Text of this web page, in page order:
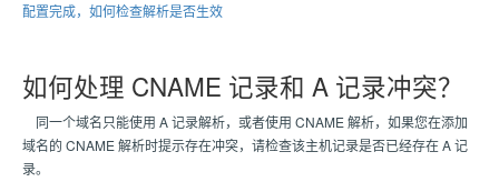
配置完成，如何检查解析是否生效
如何处理 CNAME 记录和 A 记录冲突？
同一个域名只能使用 A 记录解析，或者使用 CNAME 解析，如果您在添加
域名的 CNAME 解析时提示存在冲突，请检查该主机记录是否已经存在 A 记
录。